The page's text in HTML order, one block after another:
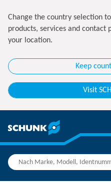
Change the country selection
products, services and
your location.
Keep
Visit